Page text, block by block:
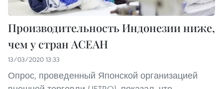
Производительность Индонезии ниже,
чем у стран АСЕАН
13/03/2020 13:33
Опрос, проведенный Японской организацией